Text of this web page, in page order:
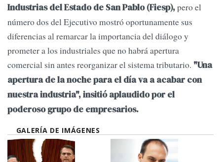
Industrias del Estado de San Pablo (Fiesp),pero el
número dos del Ejecutivo mostró oportunamente sus
diferencias al remarcar la importancia del diálogo y
prometer a los industriales que no habrá apertura
comercial sin antes reorganizar el sistema tributario. "Una
apertura de la noche para el día va a acabar con
nuestra industria", insitió aplaudido por el
poderoso grupo de empresarios.
GALERÍA DE IMÁGENES